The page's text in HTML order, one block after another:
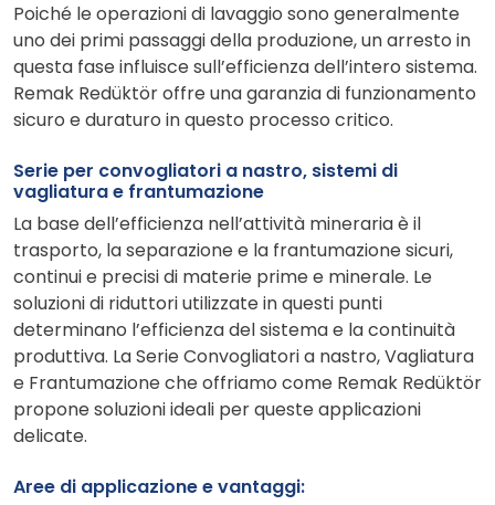
Poiché le operazioni di lavaggio sono generalmente
uno dei primi passaggi della produzione, un arresto in
questa fase influisce sull’efficienza dell’intero sistema.
Remak Redüktör offre una garanzia di funzionamento
sicuro e duraturo in questo processo critico.
Serie per convogliatori a nastro, sistemi di
vagliatura e frantumazione
La base dell’efficienza nell’attività mineraria è il
trasporto, la separazione e la frantumazione sicuri,
continui e precisi di materie prime e minerale. Le
soluzioni di riduttori utilizzate in questi punti
determinano l’efficienza del sistema e la continuità
produttiva. La Serie Convogliatori a nastro, Vagliatura
e Frantumazione che offriamo come Remak Redüktör
propone soluzioni ideali per queste applicazioni
delicate.
Aree di applicazione e vantaggi: